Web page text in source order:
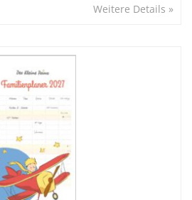
Weitere Details »